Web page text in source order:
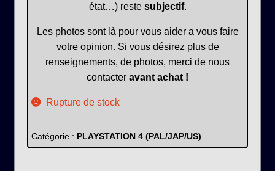
état…) reste subjectif.
Les photos sont là pour vous aider a vous faire
votre opinion. Si vous désirez plus de
renseignements, de photos, merci de nous
contacter avant achat !
Rupture de stock
Catégorie : PLAYSTATION 4 (PAL/JAP/US)